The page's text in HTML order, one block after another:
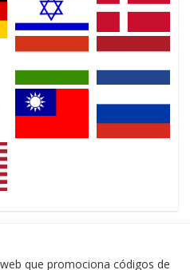
que promociona códigos de